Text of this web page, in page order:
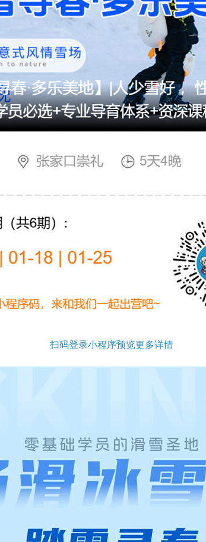
扫码登录小程序预览更多详情